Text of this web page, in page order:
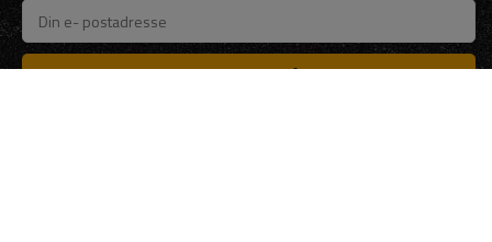
MELDE DEG PÅ